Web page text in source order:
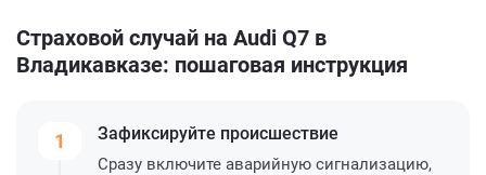
Страховой случай на Audi Q7 в
Владикавказе: пошаговая инструкция
1 Зафиксируйте происшествие
Сразу включите аварийную сигнализацию,